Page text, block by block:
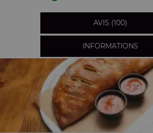
AVIS (100)
INFORMATIONS